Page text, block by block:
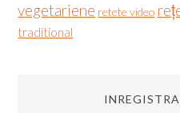
vegetariene retete video
traditional